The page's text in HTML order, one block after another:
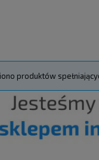
produktów